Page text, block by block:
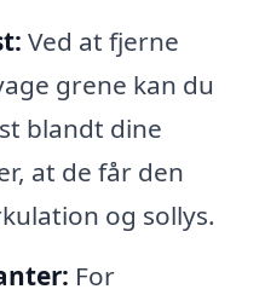
Ved at fjerne
grene kan du
blandt dine
at de får den
og sollys.
For